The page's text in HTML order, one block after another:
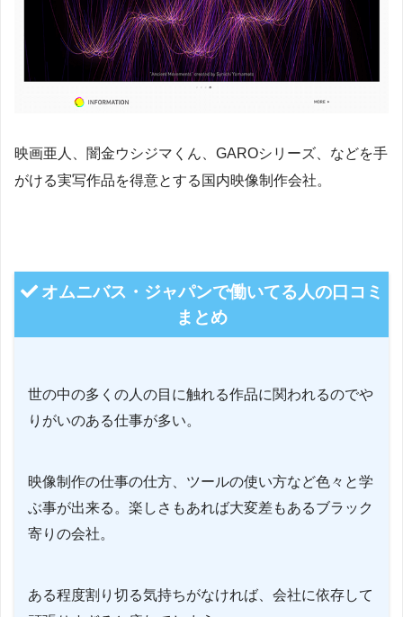
映画亜人、闇金ウシジマくん、GAROシリーズ、などを手
がける実写作品を得意とする国内映像制作会社。
オムニバス・ジャパンで働いてる人の口コミ
まとめ
世の中の多くの人の目に触れる作品に関われるのでや
りがいのある仕事が多い。
映像制作の仕事の仕方、ツールの使い方など色々と学
ぶ事が出来る。楽しさもあれば大変差もあるブラック
寄りの会社。
ある程度割り切る気持ちがなければ、会社に依存して